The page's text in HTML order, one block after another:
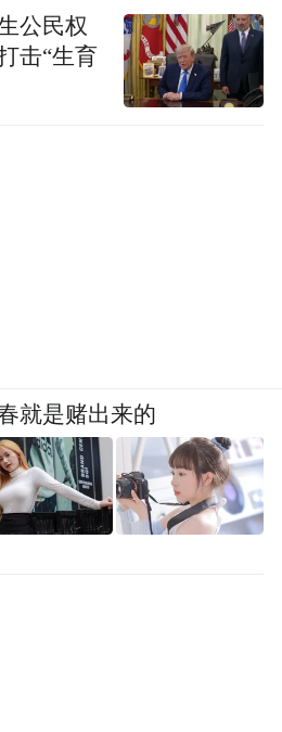
公民权
击“生育
就是赌出来的